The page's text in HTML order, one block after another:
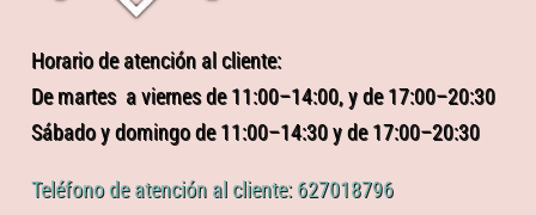
Horario de atención al cliente:
De martes a viernes de 11:00–14:00, y de 17:00–20:30
Sábado y domingo de 11:00–14:30 y de 17:00–20:30
Teléfono de atención al cliente: 627018796